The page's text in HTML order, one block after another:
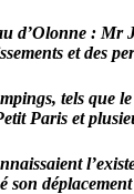
d’Olonne : Mr
et des
tels que
Paris et
son